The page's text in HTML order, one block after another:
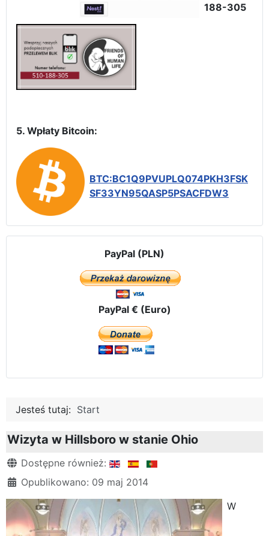
188-305
5. Wpłaty Bitcoin:
BTC:BC1Q9PVUPLQ074PKH3FSK
SF33YN95QASP5PSACFDW3
PayPal (PLN)
PayPal € (Euro)
Jesteś tutaj: Start
Wizyta w Hillsboro w stanie Ohio
Szczegóły
Dostępne również:
Opublikowano: 09 maj 2014
W